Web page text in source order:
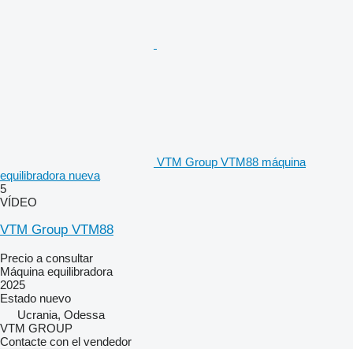
VTM Group VTM88 máquina
equilibradora nueva
5
VÍDEO
VTM Group VTM88
Precio a consultar
Máquina equilibradora
2025
Estado nuevo
Ucrania, Odessa
VTM GROUP
Contacte con el vendedor